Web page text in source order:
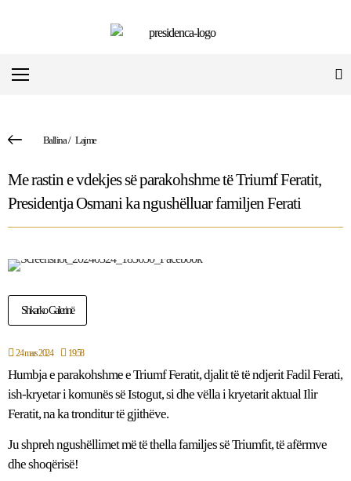
Ballina/ Lajme
Me rastin e vdekjes së parakohshme të Triumf Feratit,
Presidentja Osmani ka ngushëlluar familjen Ferati
Shkarko Galerinë
24 mars 2024 19:58
Humbja e parakohshme e Triumf Feratit, djalit të të ndjerit Fadil Ferati,
ish-kryetar i komunës së Istogut, si dhe vëlla i kryetarit aktual Ilir
Feratit, na ka tronditur të gjithëve.
Ju shpreh ngushëllimet më të thella familjes së Triumfit, të afërmve
dhe shoqërisë!